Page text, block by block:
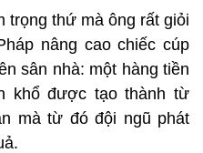
trọng thứ mà ông rất giỏi
nâng cao chiếc cúp
sân nhà: một hàng tiền
khổ được tạo thành từ
mà từ đó đội ngũ phát